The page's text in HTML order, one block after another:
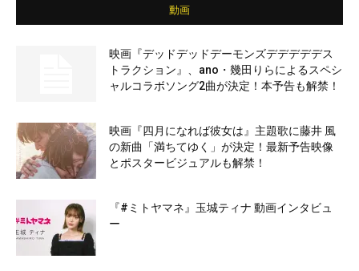
動画
映画『デッドデッドデーモンズデデデデデス
トラクション』、ano・幾田りらによるスペシ
ャルコラボソング2曲が決定！本予告も解禁！
映画『四月になれば彼女は』主題歌に藤井 風
の新曲「満ちてゆく」が決定！最新予告映像
とポスタービジュアルも解禁！
『#ミトヤマネ』玉城ティナ 動画インタビュ
ー